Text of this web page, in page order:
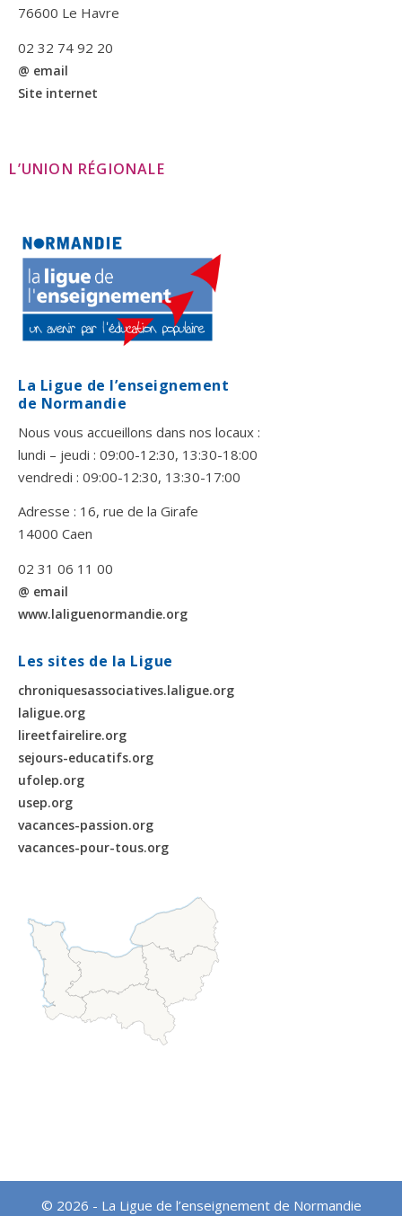
76600 Le Havre
02 32 74 92 20
@ email
Site internet
L’UNION RÉGIONALE
La Ligue de l’enseignement
de Normandie
Nous vous accueillons dans nos locaux :
lundi – jeudi : 09:00-12:30, 13:30-18:00
vendredi : 09:00-12:30, 13:30-17:00
Adresse : 16, rue de la Girafe
14000 Caen
02 31 06 11 00
@ email
www.laliguenormandie.org
Les sites de la Ligue
chroniquesassociatives.laligue.org
laligue.org
lireetfairelire.org
sejours-educatifs.org
ufolep.org
usep.org
vacances-passion.org
vacances-pour-tous.org
© 2026 - La Ligue de l’enseignement de Normandie